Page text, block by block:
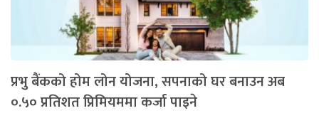
प्रभु बैंकको होम लोन योजना, सपनाको घर बनाउन अब
०.५० प्रतिशत प्रिमियममा कर्जा पाइने